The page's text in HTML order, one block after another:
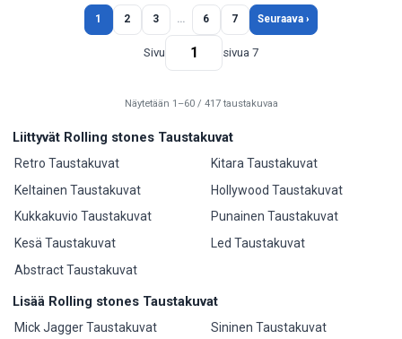
1 2 3 … 6 7 Seuraava ›
Sivu sivua 7
Näytetään 1–60 / 417 taustakuvaa
Liittyvät Rolling stones Taustakuvat
Retro Taustakuvat
Keltainen Taustakuvat
Kukkakuvio Taustakuvat
Kesä Taustakuvat
Abstract Taustakuvat
Kitara Taustakuvat
Hollywood Taustakuvat
Punainen Taustakuvat
Led Taustakuvat
Lisää Rolling stones Taustakuvat
Mick Jagger Taustakuvat
Sininen Taustakuvat